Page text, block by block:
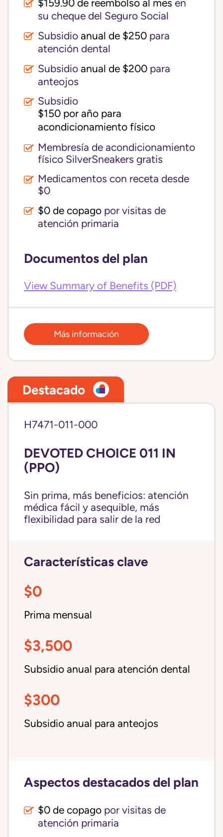
$159.90 de reembolso al mes en
su cheque del Seguro Social
Subsidio anual de $250 para
atención dental
Subsidio anual de $200 para
anteojos
Subsidio
$150 por año para
acondicionamiento físico
Membresía de acondicionamiento
físico SilverSneakers gratis
Medicamentos con receta desde
$0
$0 de copago por visitas de
atención primaria
Documentos del plan
View Summary of Benefits (PDF)
Más información
Destacado
H7471-011-000
DEVOTED CHOICE 011 IN
(PPO)
Sin prima, más beneficios: atención
médica fácil y asequible, más
flexibilidad para salir de la red
Características clave
$0
Prima mensual
$3,500
Subsidio anual para atención dental
$300
Subsidio anual para anteojos
Aspectos destacados del plan
$0 de copago por visitas de
atención primaria